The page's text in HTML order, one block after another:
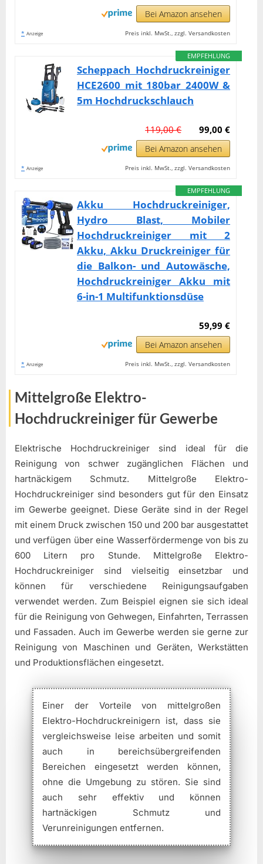
Bei Amazon ansehen
* Anzeige Preis inkl. MwSt., zzgl. Versandkosten
EMPFEHLUNG
Scheppach Hochdruckreiniger
HCE2600 mit 180bar 2400W &
5m Hochdruckschlauch
99,00 €
119,00 €
Bei Amazon ansehen
* Anzeige Preis inkl. MwSt., zzgl. Versandkosten
EMPFEHLUNG
Akku Hochdruckreiniger,
Hydro Blast, Mobiler
Hochdruckreiniger mit 2
Akku, Akku Druckreiniger für
die Balkon- und Autowäsche,
Hochdruckreiniger Akku mit
6-in-1 Multifunktionsdüse
59,99 €
Bei Amazon ansehen
* Anzeige Preis inkl. MwSt., zzgl. Versandkosten
Mittelgroße Elektro-
Hochdruckreiniger für Gewerbe
Elektrische Hochdruckreiniger sind ideal für die
Reinigung von schwer zugänglichen Flächen und
hartnäckigem Schmutz. Mittelgroße Elektro-
Hochdruckreiniger sind besonders gut für den Einsatz
im Gewerbe geeignet. Diese Geräte sind in der Regel
mit einem Druck zwischen 150 und 200 bar ausgestattet
und verfügen über eine Wasserfördermenge von bis zu
600 Litern pro Stunde. Mittelgroße Elektro-
Hochdruckreiniger sind vielseitig einsetzbar und
können für verschiedene Reinigungsaufgaben
verwendet werden. Zum Beispiel eignen sie sich ideal
für die Reinigung von Gehwegen, Einfahrten, Terrassen
und Fassaden. Auch im Gewerbe werden sie gerne zur
Reinigung von Maschinen und Geräten, Werkstätten
und Produktionsflächen eingesetzt.
Einer der Vorteile von mittelgroßen
Elektro-Hochdruckreinigern ist, dass sie
vergleichsweise leise arbeiten und somit
auch in bereichsübergreifenden
Bereichen eingesetzt werden können,
ohne die Umgebung zu stören. Sie sind
auch sehr effektiv und können
hartnäckigen Schmutz und
Verunreinigungen entfernen.